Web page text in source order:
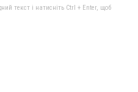
текст і натисніть Ctrl + Enter, щоб